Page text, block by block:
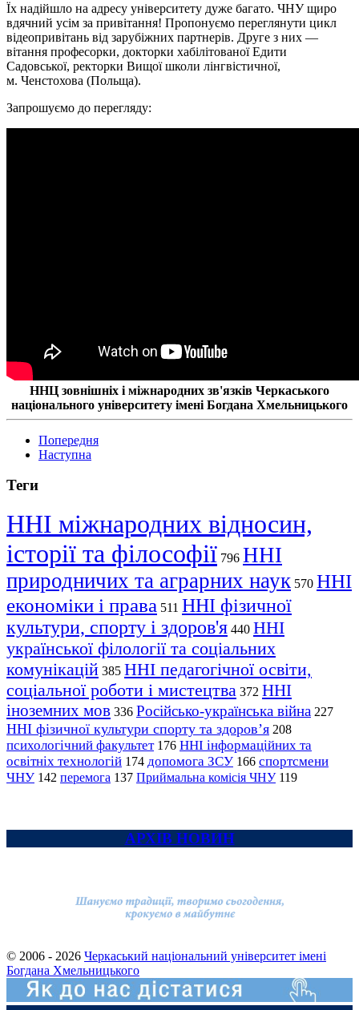
Їх надійшло на адресу університету дуже багато. ЧНУ щиро
вдячний усім за привітання! Пропонуємо переглянути цикл
відеопривітань від зарубіжних партнерів. Друге з них —
вітання професорки, докторки хабілітованої Едити
Садовської, ректорки Вищоїшколи лінгвістичної,
м. Ченстохова (Польща).
Запрошуємо до перегляду:
ННЦ зовнішніх і міжнародних зв'язків Черкаського
національного університету імені Богдана Хмельницького
Попередня
Наступна
Теги
ННІ міжнародних відносин,
історії та філософії 796 ННІ
природничих та аграрних наук 570 ННІ
економіки і права 511 ННІ фізичної
культури, спорту і здоров'я 440 ННІ
української філології та соціальних
комунікацій 385 ННІ педагогічної освіти,
соціальної роботи і мистецтва 372 ННІ
іноземних мов 336 Російсько-українська війна 227
ННІ фізичної культури спорту та здоров’я 208
психологічний факультет 176 ННІ інформаційних та
освітніх технологій 174 допомога ЗСУ 166 спортсмени
ЧНУ 142 перемога 137 Приймальна комісія ЧНУ 119
АРХІВ НОВИН
© 2006 - 2026 Черкаський національний університет імені
Богдана Хмельницького